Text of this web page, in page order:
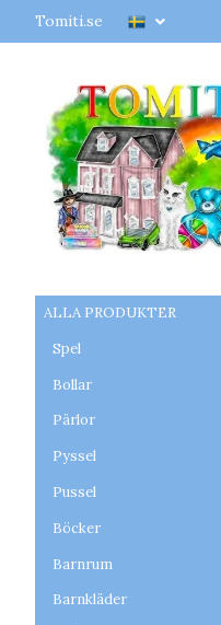
Tomiti.se
ALLA PRODUKTER
Spel
Bollar
Pärlor
Pyssel
Pussel
Böcker
Barnrum
Barnkläder